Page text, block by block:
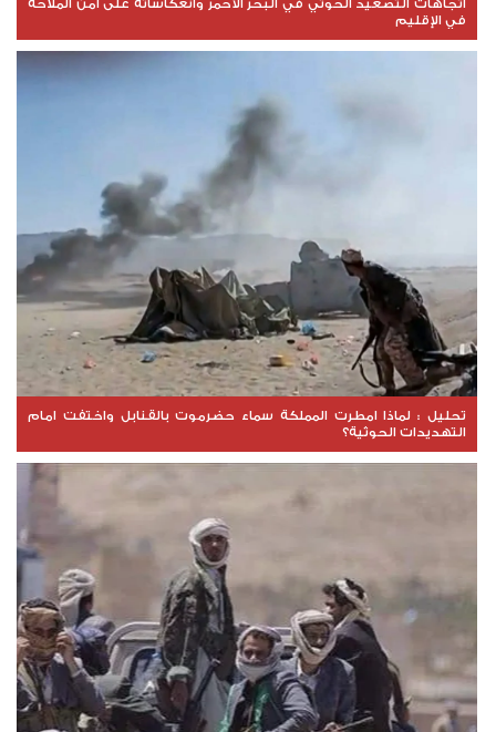
اتجاهات التصعيد الحوثي في البحر الأحمر وانعكاساته على أمن الملاحة
في الإقليم
تحليل : لماذا امطرت المملكة سماء حضرموت بالقنابل واختفت امام
التهديدات الحوثية؟